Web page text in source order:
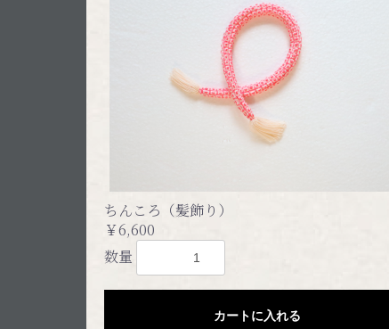
ちんころ（髪飾り）
￥6,600
数量
カートに入れる